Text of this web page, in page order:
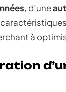
, d’une
à